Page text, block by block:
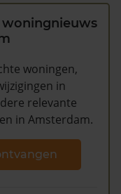
woningen,
in
relevante
in Amsterdam.